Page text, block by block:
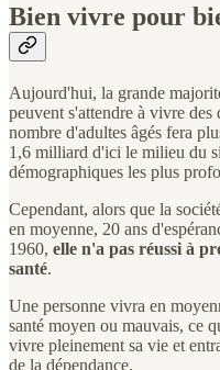
Bien vivre pour
Aujourd'hui, la grande
peuvent s'attendre à vivre des
nombre d'adultes âgés fera
1,6 milliard d'ici le milieu du
démographiques les plus
Cependant, alors que la
en moyenne, 20 ans
1960, elle n'a pas réussi à
santé.
Une personne vivra en
santé moyen ou mauvais, ce
vivre pleinement sa vie et
de la dépendance.